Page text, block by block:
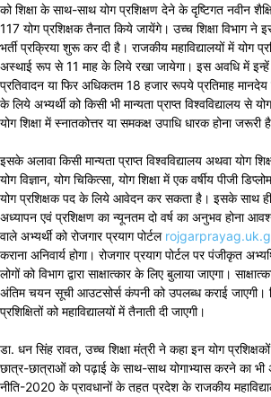
को शिक्षा के साथ-साथ योग प्रशिक्षण देने के दृष्टिगत नवीन
117 योग प्रशिक्षक तैनात किये जायेंगे। उच्च शिक्षा विभाग ने
भर्ती प्रक्रिया शुरू कर दी है। राजकीय महाविद्यालयों में योग
अस्थाई रूप से 11 माह के लिये रखा जायेगा। इस अवधि में
प्रतिवादन या फिर अधिकतम 18 हजार रूपये प्रतिमाह मानदेय
के लिये अभ्यर्थी को किसी भी मान्यता प्राप्त विश्वविद्यालय से
योग शिक्षा में स्नातकोत्तर या समकक्ष उपाधि धारक होना जरूरी
इसके अलावा किसी मान्यता प्राप्त विश्वविद्यालय अथवा योग
योग विज्ञान, योग चिकित्सा, योग शिक्षा में एक वर्षीय पीजी
योग प्रशिक्षक पद के लिये आवेदन कर सकता है। इसके साथ ही
अध्यापन एवं प्रशिक्षण का न्यूनतम दो वर्ष का अनुभव होना
वाले अभ्यर्थी को रोजगार प्रयाग पोर्टल
कराना अनिवार्य होगा। रोजगार प्रयाग पोर्टल पर पंजीकृत
लोगों को विभाग द्वारा साक्षात्कार के लिए बुलाया जाएगा।
अंतिम चयन सूची आउटसोर्स कंपनी को उपलब्ध कराई
प्रशिक्षितों को महाविद्यालयों में तैनाती दी जाएगी।
डा. धन सिंह रावत, उच्च शिक्षा मंत्री ने कहा इन योग
छात्र-छात्राओं को पढ़ाई के साथ-साथ योगाभ्यास करने का भी
नीति-2020 के प्रावधानों के तहत प्रदेश के राजकीय